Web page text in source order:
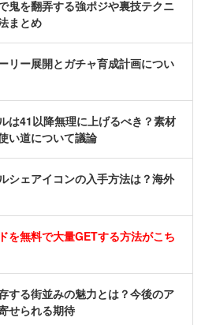
鬼を翻弄する強ポジや裏技テクニ
まとめ
リー展開とガチャ育成計画につい
は41以降無理に上げるべき？素材
い道について議論
シェアイコンの入手方法は？海外
を無料で大量GETする方法がこち
する街並みの魅力とは？今後のア
せられる期待